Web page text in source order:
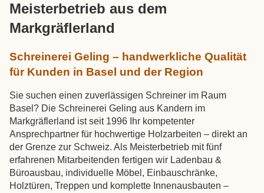
Meisterbetrieb aus dem
Markgräflerland
Schreinerei Geling – handwerkliche Qualität
für Kunden in Basel und der Region
Sie suchen einen zuverlässigen Schreiner im Raum
Basel? Die Schreinerei Geling aus Kandern im
Markgräflerland ist seit 1996 Ihr kompetenter
Ansprechpartner für hochwertige Holzarbeiten – direkt an
der Grenze zur Schweiz. Als Meisterbetrieb mit fünf
erfahrenen Mitarbeitenden fertigen wir Ladenbau &
Büroausbau, individuelle Möbel, Einbauschränke,
Holztüren, Treppen und komplette Innenausbauten –